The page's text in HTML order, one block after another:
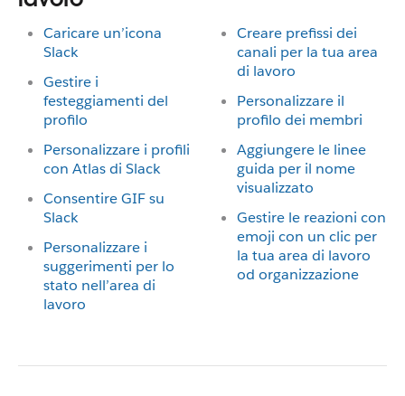
Caricare un’icona
Slack
Gestire i
festeggiamenti del
profilo
Personalizzare i profili
con Atlas di Slack
Consentire GIF su
Slack
Personalizzare i
suggerimenti per lo
stato nell’area di
lavoro
Creare prefissi dei
canali per la tua area
di lavoro
Personalizzare il
profilo dei membri
Aggiungere le linee
guida per il nome
visualizzato
Gestire le reazioni con
emoji con un clic per
la tua area di lavoro
od organizzazione